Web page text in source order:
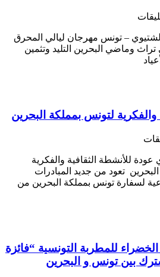
– تونس مهرجان ليالي المحرق
تراث وماضي البحرين التليد وتثمين
والفكرية لتونس بمملكة البحرين
عودة للأنشطة الثقافية والفكرية
تعود من جديد المبادرات
لسفارة تونس بمملكة البحرين من
للمطربة التونسية “فائزة
بين تونس و البحرين